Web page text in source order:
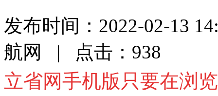
发布时间：2022-02-13
航网 | 点击：938
立省网手机版只要在浏